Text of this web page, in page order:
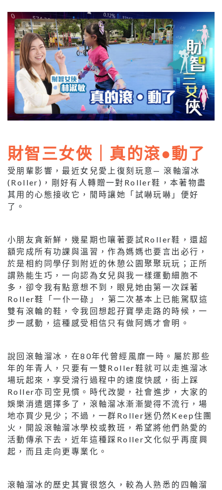
財智三女俠｜真的滾●動了
受朋輩影響，最近女兒愛上復刻玩意— 滾軸溜冰
(Roller)，剛好有人轉贈一對Roller鞋，本著物盡
其用的心態接收它，閒時讓她「試嚇玩嚇」便好
了。
小朋友貪新鮮，幾星期也嚷著要試Roller鞋，還超
額完成所有功課與溫習，作為媽媽也要言出必行，
於是相約同學仔到附近的休憩公園聚聚玩玩；正所
謂熟能生巧，一向認為女兒與我一樣運動細胞不
多，卻令我有點意想不到，眼見她由第一次踩著
Roller鞋「一仆一碌」，第二次基本上已能駕馭這
雙有滾輪的鞋，令我回想起孖寶學走路的時候，一
步一感動，這種感受相信只有做阿媽才會明。
說回滾軸溜冰，在80年代曾經風靡一時。屬於那些
年的年青人，只要有一雙Roller鞋就可以走進溜冰
場玩起來，享受滑行過程中的速度快感，街上踩
Roller亦司空見慣。時代改變，社會進步，大家的
娛樂消遣選擇多了，滾軸溜冰漸漸變得不流行，場
地亦買少見少；不過，一群Roller迷仍然Keep住團
火，開設滾軸溜冰學校或教班，希望將他們熱愛的
活動傳承下去，近年這種踩Roller文化似乎再度興
起，而且走向更專業化。
滾軸溜冰的歷史其實很悠久，較為人熟悉的四輪溜